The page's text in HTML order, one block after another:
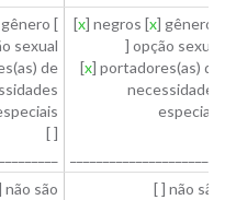
[
sexual
de
[ ]
[x] negros [x] gênero [
] opção sexual
[x] portadores(as) de
necessidades
especiais
não são
[ ] não são